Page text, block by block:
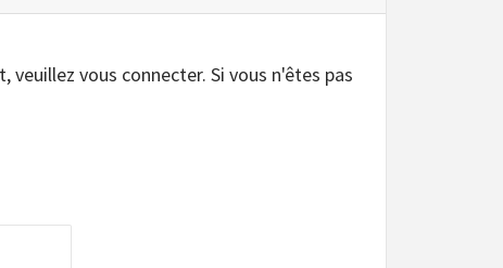
vous connecter. Si vous n'êtes pas